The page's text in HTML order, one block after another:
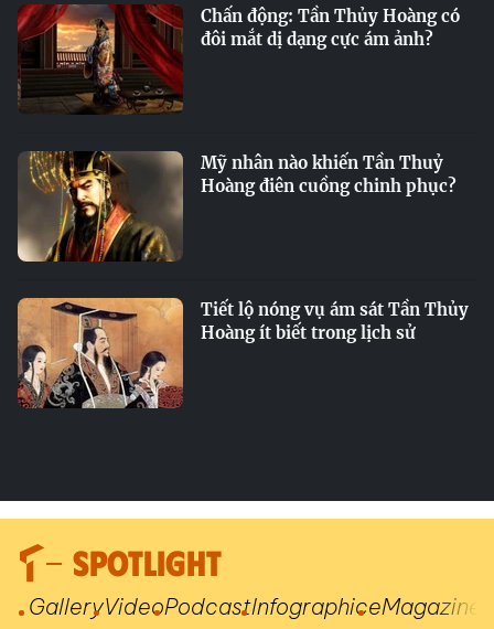
Chấn động: Tần Thủy Hoàng có
đôi mắt dị dạng cực ám ảnh?
Mỹ nhân nào khiến Tần Thuỷ
Hoàng điên cuồng chinh phục?
Tiết lộ nóng vụ ám sát Tần Thủy
Hoàng ít biết trong lịch sử
SPOTLIGHT
GalleryVideoPodcastInfographiceMagazine